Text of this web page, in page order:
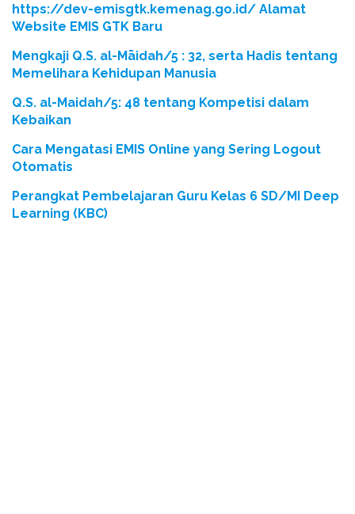
https://dev-emisgtk.kemenag.go.id/ Alamat
Website EMIS GTK Baru
Mengkaji Q.S. al-Māidah/5 : 32, serta Hadis tentang
Memelihara Kehidupan Manusia
Q.S. al-Maidah/5: 48 tentang Kompetisi dalam
Kebaikan
Cara Mengatasi EMIS Online yang Sering Logout
Otomatis
Perangkat Pembelajaran Guru Kelas 6 SD/MI Deep
Learning (KBC)